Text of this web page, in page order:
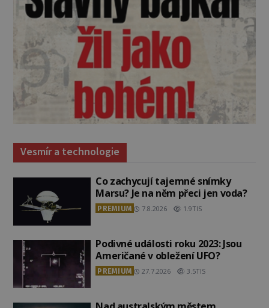
Vesmír a technologie
Co zachycují tajemné snímky
Marsu? Je na něm přeci jen voda?
PREMIUM 7.8.2026 1.9TIS
Podivné události roku 2023: Jsou
Američané v obležení UFO?
PREMIUM 27.7.2026 3.5TIS